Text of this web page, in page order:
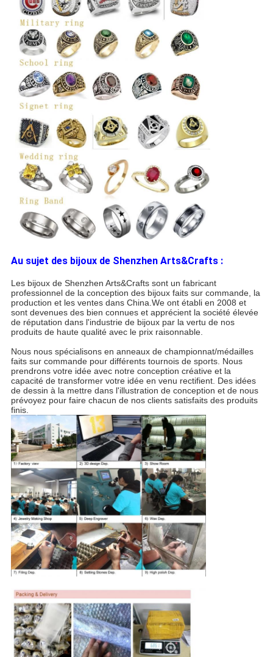
Au sujet des bijoux de Shenzhen Arts&Crafts :
Les bijoux de Shenzhen Arts&Crafts sont un fabricant
professionnel de la conception des bijoux faits sur commande, la
production et les ventes dans China.We ont établi en 2008 et
sont devenues des bien connues et apprécient la société élevée
de réputation dans l'industrie de bijoux par la vertu de nos
produits de haute qualité avec le prix raisonnable.
Nous nous spécialisons en anneaux de championnat/médailles
faits sur commande pour différents tournois de sports. Nous
prendrons votre idée avec notre conception créative et la
capacité de transformer votre idée en venu rectifient. Des idées
de dessin à la mettre dans l'illustration de conception et de nous
prévoyez pour faire chacun de nos clients satisfaits des produits
finis.